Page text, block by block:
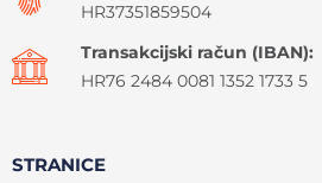
HR37351859504
Transakcijski račun (IBAN):
HR76 2484 0081 1352 1733 5
STRANICE